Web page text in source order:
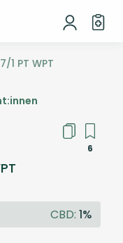
PT WPT
6
CBD: 1%